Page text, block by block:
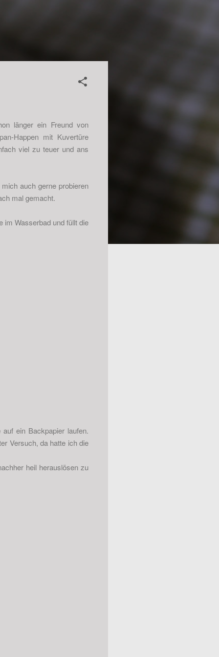
länger ein Freund von
Happen mit Kuvertüre
viel zu teuer und ans
auch gerne probieren
mal gemacht.
im Wasserbad und füllt die
ein Backpapier laufen.
Versuch, da hatte ich die
heil herauslösen zu